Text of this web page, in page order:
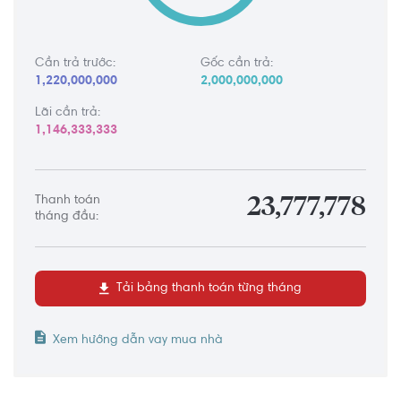
Cần trả trước:
1,220,000,000
Gốc cần trả:
2,000,000,000
Lãi cần trả:
1,146,333,333
Thanh toán
tháng đầu:
23,777,778
Tải bảng thanh toán từng tháng
Xem hướng dẫn vay mua nhà